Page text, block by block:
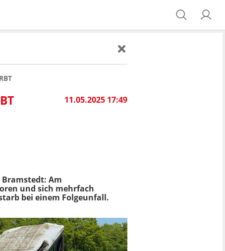
11.05.2025 17:49
Am
und sich mehrfach
bei einem Folgeunfall.